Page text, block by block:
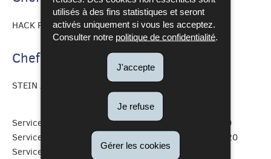
utilisés à des fins statistiques et seront
activés uniquement si vous les acceptez.
Consulter notre politique de confidentialité
J'accepte
Je refuse
Gérer les cookies
HACK Paul
Chef de zone adjoint
STEIN Jean
Service zonal administratif et financier - 49771-3010
Service zonal prévention et planification - 49771-3020
Service zonal technique et logistique - 49771-3040